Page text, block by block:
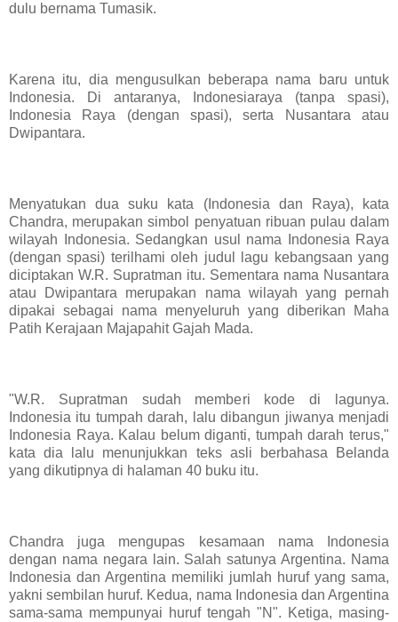
dulu bernama Tumasik.
Karena itu, dia mengusulkan beberapa nama baru untuk
Indonesia. Di antaranya, Indonesiaraya (tanpa spasi),
Indonesia Raya (dengan spasi), serta Nusantara atau
Dwipantara.
Menyatukan dua suku kata (Indonesia dan Raya), kata
Chandra, merupakan simbol penyatuan ribuan pulau dalam
wilayah Indonesia. Sedangkan usul nama Indonesia Raya
(dengan spasi) terilhami oleh judul lagu kebangsaan yang
diciptakan W.R. Supratman itu. Sementara nama Nusantara
atau Dwipantara merupakan nama wilayah yang pernah
dipakai sebagai nama menyeluruh yang diberikan Maha
Patih Kerajaan Majapahit Gajah Mada.
"W.R. Supratman sudah memberi kode di lagunya.
Indonesia itu tumpah darah, lalu dibangun jiwanya menjadi
Indonesia Raya. Kalau belum diganti, tumpah darah terus,"
kata dia lalu menunjukkan teks asli berbahasa Belanda
yang dikutipnya di halaman 40 buku itu.
Chandra juga mengupas kesamaan nama Indonesia
dengan nama negara lain. Salah satunya Argentina. Nama
Indonesia dan Argentina memiliki jumlah huruf yang sama,
yakni sembilan huruf. Kedua, nama Indonesia dan Argentina
sama-sama mempunyai huruf tengah "N". Ketiga, masing-